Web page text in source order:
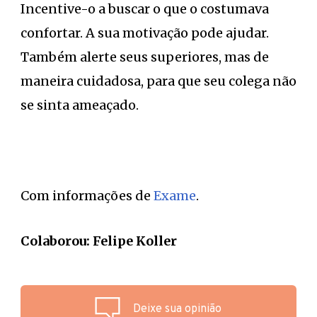
Incentive-o a buscar o que o costumava
confortar. A sua motivação pode ajudar.
Também alerte seus superiores, mas de
maneira cuidadosa, para que seu colega não
se sinta ameaçado.
Com informações de Exame.
Colaborou: Felipe Koller
Deixe sua opinião